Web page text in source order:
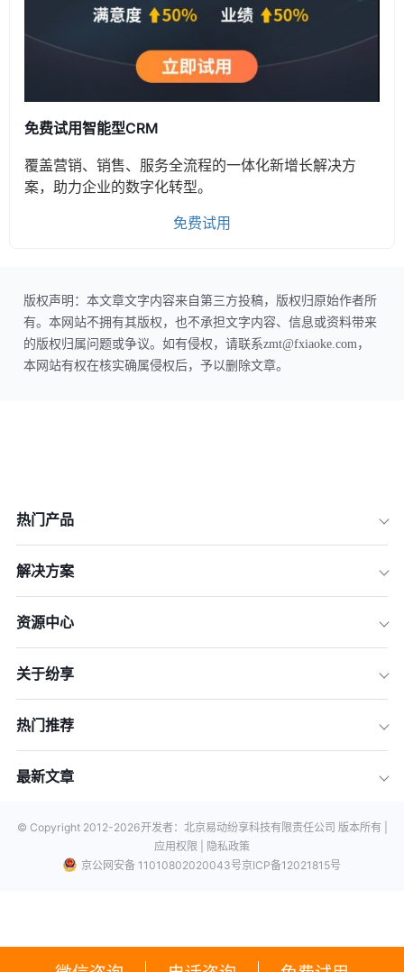
免费试用智能型CRM
覆盖营销、销售、服务全流程的一体化新增长解决方
案，助力企业的数字化转型。
免费试用
版权声明：本文章文字内容来自第三方投稿，版权归原始作者所
有。本网站不拥有其版权，也不承担文字内容、信息或资料带来
的版权归属问题或争议。如有侵权，请联系zmt@fxiaoke.com，
本网站有权在核实确属侵权后，予以删除文章。
热门产品
解决方案
资源中心
关于纷享
热门推荐
最新文章
© Copyright 2012-2026开发者：北京易动纷享科技有限责任公司 版本所有 |
应用权限 |
隐私政策
京公网安备 11010802020043号京ICP备12021815号